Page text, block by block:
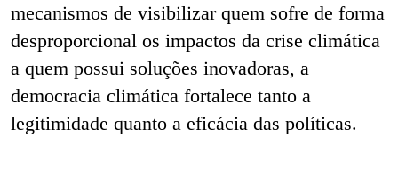
mecanismos de visibilizar quem sofre de forma
desproporcional os impactos da crise climática
a quem possui soluções inovadoras, a
democracia climática fortalece tanto a
legitimidade quanto a eficácia das políticas.